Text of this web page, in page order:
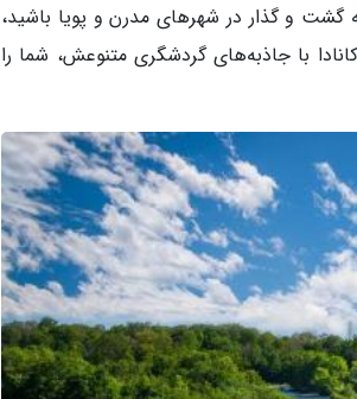
گشت و گذار در شهرهای مدرن و پویا باشید،
با جاذبه‌های گردشگری متنوعش، شما را